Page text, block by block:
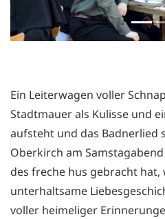
Ein Leiterwagen voller
Stadtmauer als Kulisse und
aufsteht und das Badnerlied
Oberkirch am
des freche hus gebracht hat,
unterhaltsame
voller heimeliger